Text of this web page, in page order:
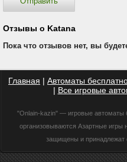
Отзывы о Katana
Пока что отзывов нет, вы
Главная | Автоматы
| Все игровые
"Onlain-kazin" — игровые автоматы
организовываются Азартные игры
защищены и принадлежат